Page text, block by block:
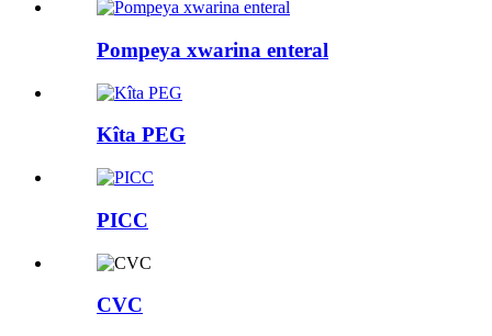
Pompeya xwarina enteral
Kîta PEG
PICC
CVC